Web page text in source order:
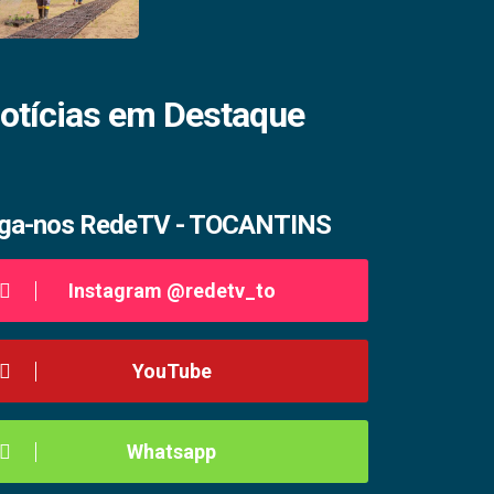
em Destaque
nos RedeTV - TOCANTINS
Instagram @redetv_to
YouTube
Whatsapp